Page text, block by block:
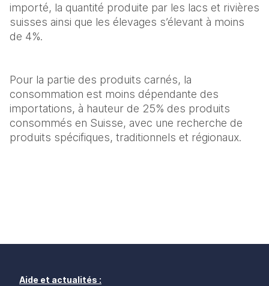
importé, la quantité produite par les lacs et rivières
suisses ainsi que les élevages s’élevant à moins
de 4%.
Pour la partie des produits carnés, la
consommation est moins dépendante des
importations, à hauteur de 25% des produits
consommés en Suisse, avec une recherche de
produits spécifiques, traditionnels et régionaux.
Aide et actualités :